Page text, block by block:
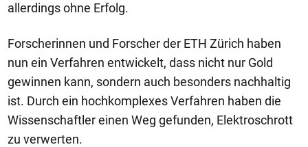
allerdings ohne Erfolg.
Forscherinnen und Forscher der ETH Zürich haben
nun ein Verfahren entwickelt, dass nicht nur Gold
gewinnen kann, sondern auch besonders nachhaltig
ist. Durch ein hochkomplexes Verfahren haben die
Wissenschaftler einen Weg gefunden, Elektroschrott
zu verwerten.